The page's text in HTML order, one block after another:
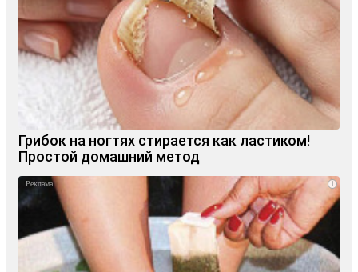
Грибок на ногтях стирается как ластиком!
Простой домашний метод
i